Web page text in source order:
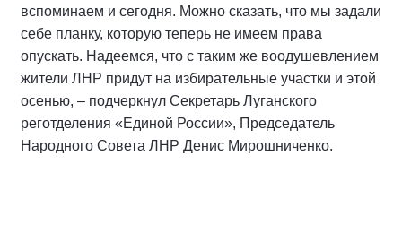
вспоминаем и сегодня. Можно сказать, что мы задали
себе планку, которую теперь не имеем права
опускать. Надеемся, что с таким же воодушевлением
жители ЛНР придут на избирательные участки и этой
осенью, – подчеркнул Секретарь Луганского
реготделения «Единой России», Председатель
Народного Совета ЛНР Денис Мирошниченко.